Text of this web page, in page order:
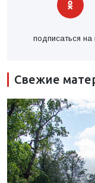
подписаться на
Свежие